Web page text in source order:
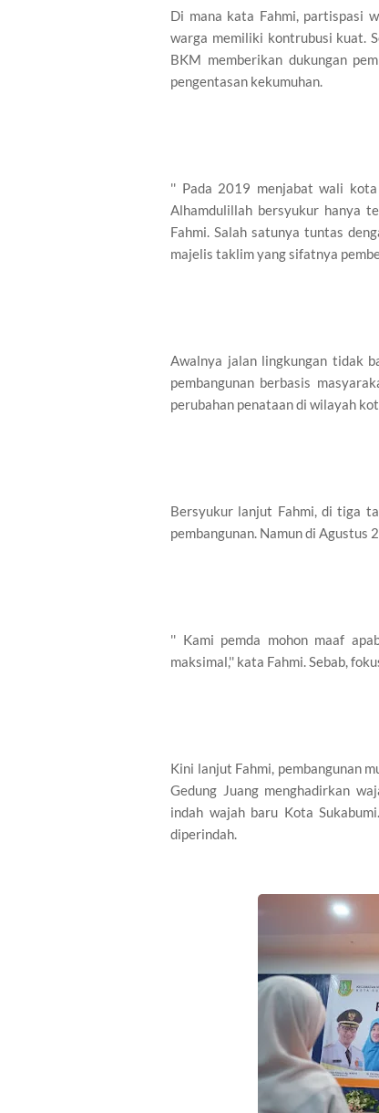
Di mana kata Fahmi, partispasi
warga memiliki kontrubusi kuat.
BKM memberikan dukungan
pengentasan kekumuhan.
'' Pada 2019 menjabat wali
Alhamdulillah bersyukur hanya
Fahmi. Salah satunya tuntas
majelis taklim yang sifatnya
Awalnya jalan lingkungan tidak
pembangunan berbasis
perubahan penataan di wilayah
Bersyukur lanjut Fahmi, di tiga
pembangunan. Namun di Agustus
'' Kami pemda mohon maaf
maksimal,'' kata Fahmi. Sebab,
Kini lanjut Fahmi, pembangunan
Gedung Juang menghadirkan
indah wajah baru Kota
diperindah.